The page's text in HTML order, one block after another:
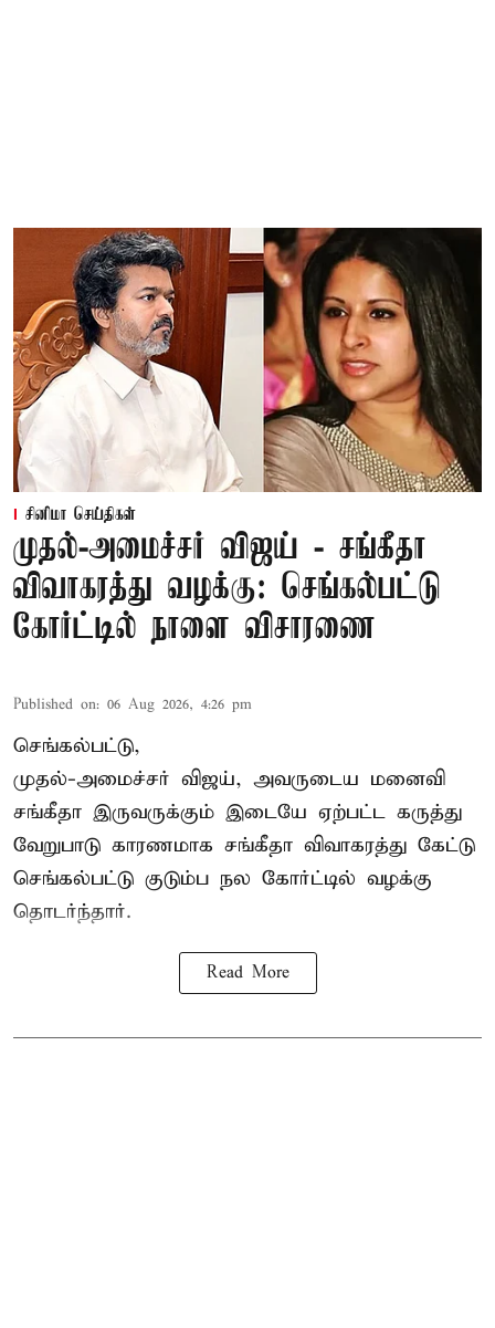
சினிமா செய்திகள்
முதல்-அமைச்சர் விஜய் - சங்கீதா
விவாகரத்து வழக்கு: செங்கல்பட்டு
கோர்ட்டில் நாளை விசாரணை
Published on: 06 Aug 2026, 4:26 pm
செங்கல்பட்டு,
முதல்-அமைச்சர் விஜய், அவருடைய மனைவி
சங்கீதா இருவருக்கும் இடையே ஏற்பட்ட கருத்து
வேறுபாடு காரணமாக சங்கீதா விவாகரத்து கேட்டு
செங்கல்பட்டு குடும்ப நல கோர்ட்டில் வழக்கு
தொடர்ந்தார்.
Read More